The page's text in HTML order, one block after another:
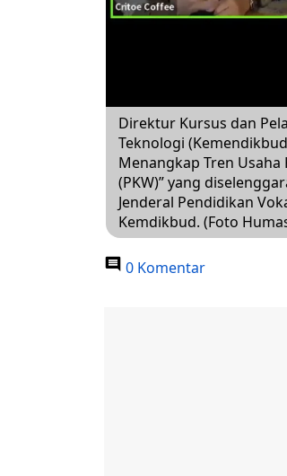
Direktur Kursus dan
Teknologi
Menangkap Tren
(PKW)” yang
Jenderal Pendidikan
Kemdikbud. (Foto
0 Komentar